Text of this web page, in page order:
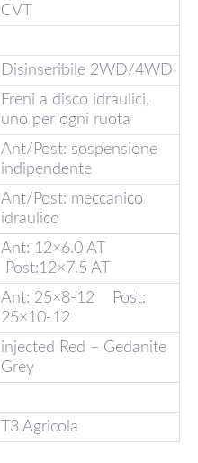
CVT
Disinseribile 2WD/4WD
Freni a disco idraulici,
uno per ogni ruota
Ant/Post: sospensione
indipendente
Ant/Post: meccanico
idraulico
Ant: 12×6.0 AT
Post:12×7.5 AT
Ant: 25×8-12 Post:
25×10-12
injected Red – Gedanite
Grey
T3 Agricola